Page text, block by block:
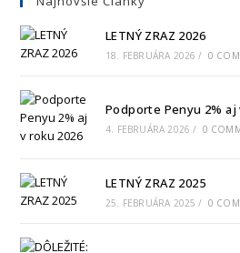
LETNÝ ZRAZ 2026
18. FEBRUÁRA 2026 / 0
Podporte Penyu 2% aj
4. FEBRUÁRA 2026 / 0
LETNÝ ZRAZ 2025
25. FEBRUÁRA 2025 / 0